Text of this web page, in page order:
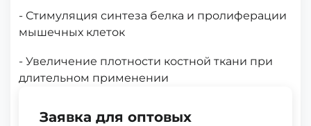
- Стимуляция синтеза белка и пролиферации
мышечных клеток
- Увеличение плотности костной ткани при
длительном применении
Заявка для оптовых